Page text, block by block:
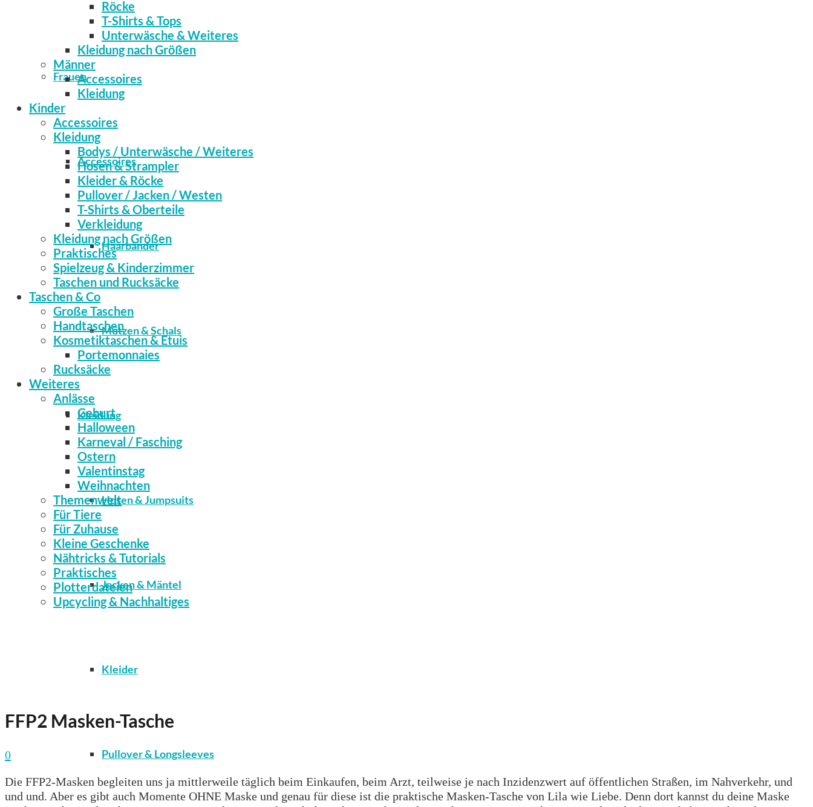
Frauen
Accessoires
Haarbänder
Mützen & Schals
Kleidung
Hosen & Jumpsuits
Jacken & Mäntel
Kleider
Pullover & Longsleeves
Röcke
T-Shirts & Tops
Unterwäsche & Weiteres
Kleidung nach Größen
Männer
Accessoires
Kleidung
Kinder
Accessoires
Kleidung
Bodys / Unterwäsche / Weiteres
Hosen & Strampler
Kleider & Röcke
Pullover / Jacken / Westen
T-Shirts & Oberteile
Verkleidung
Kleidung nach Größen
Praktisches
Spielzeug & Kinderzimmer
Taschen und Rucksäcke
Taschen & Co
Große Taschen
Handtaschen
Kosmetiktaschen & Etuis
Portemonnaies
Rucksäcke
Weiteres
Anlässe
Geburt
Halloween
Karneval / Fasching
Ostern
Valentinstag
Weihnachten
Themenwelt
Für Tiere
Für Zuhause
Kleine Geschenke
Nähtricks & Tutorials
Praktisches
Plotterdateien
Upcycling & Nachhaltiges
FFP2 Masken-Tasche
0
Die FFP2-Masken begleiten uns ja mittlerweile täglich beim Einkaufen, beim Arzt, teilweise je nach Inzidenzwert auf öffentlichen Straßen, im Nahverkehr, und
und und. Aber es gibt auch Momente OHNE Maske und genau für diese ist die praktische Masken-Tasche von Lila wie Liebe. Denn dort kannst du deine Maske